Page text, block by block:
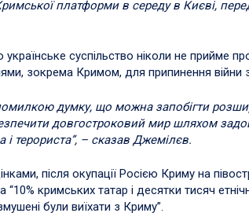
платформи в середу в Києві,
суспільство ніколи не прийме
зокрема Кримом, для припинення війни
думку, що можна запобігти
довгостроковий мир шляхом
і терориста”, – сказав Джемілєв.
після окупації Росією Криму на
кримських татар і десятки тисяч
були виїхати з Криму”.